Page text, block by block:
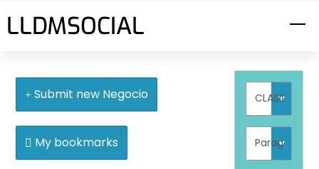
toLLDMSOCIAL
Submit new Negocio
My bookmarks